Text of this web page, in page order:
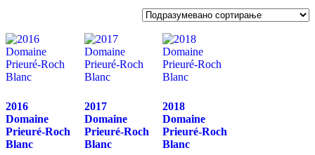
2016
Domaine
Prieuré-Roch
Blanc
2017
Domaine
Prieuré-Roch
Blanc
2018
Domaine
Prieuré-Roch
Blanc